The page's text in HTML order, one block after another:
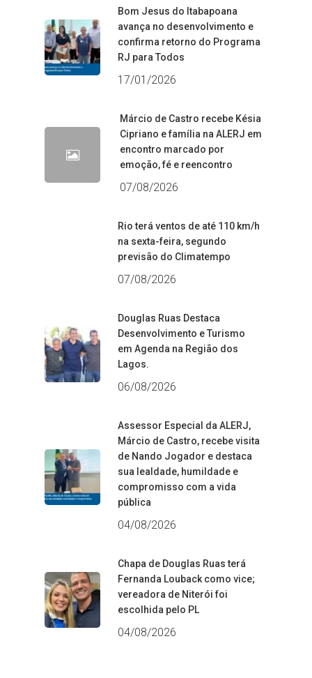
Bom Jesus do Itabapoana
avança no desenvolvimento e
confirma retorno do Programa
RJ para Todos
17/01/2026
Márcio de Castro recebe Késia
Cipriano e família na ALERJ em
encontro marcado por
emoção, fé e reencontro
07/08/2026
Rio terá ventos de até 110 km/h
na sexta-feira, segundo
previsão do Climatempo
07/08/2026
Douglas Ruas Destaca
Desenvolvimento e Turismo
em Agenda na Região dos
Lagos.
06/08/2026
Assessor Especial da ALERJ,
Márcio de Castro, recebe visita
de Nando Jogador e destaca
sua lealdade, humildade e
compromisso com a vida
pública
04/08/2026
Chapa de Douglas Ruas terá
Fernanda Louback como vice;
vereadora de Niterói foi
escolhida pelo PL
04/08/2026